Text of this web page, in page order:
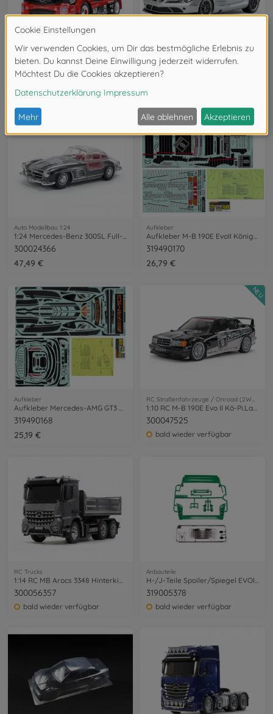
1:14 RC M-B Race Truck Actros MP4 TT-01E
300058683
179,99 €
Auto Modellbau 1:24
300024317
73,99 €
Auto Modellbau 1:24
300024366
47,49 €
Aufkleber
319490170
26,79 €
Aufkleber
Aufkleber Mercedes-AMG GT3 EVO
319490168
25,19 €
RC Straßenfahrzeuge / Onroad (2WD/4WD)
1:10 RC M-B 190E Evo II Kö-Pi.Lack.TT-02
300047525
bald wieder verfügbar
NEU
RC Trucks
300056357
bald wieder verfügbar
Anbauteile
319005378
bald wieder verfügbar